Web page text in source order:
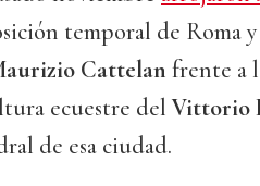
temporal de Roma
Cattelan frente a
ecuestre del Vittorio
de esa ciudad.